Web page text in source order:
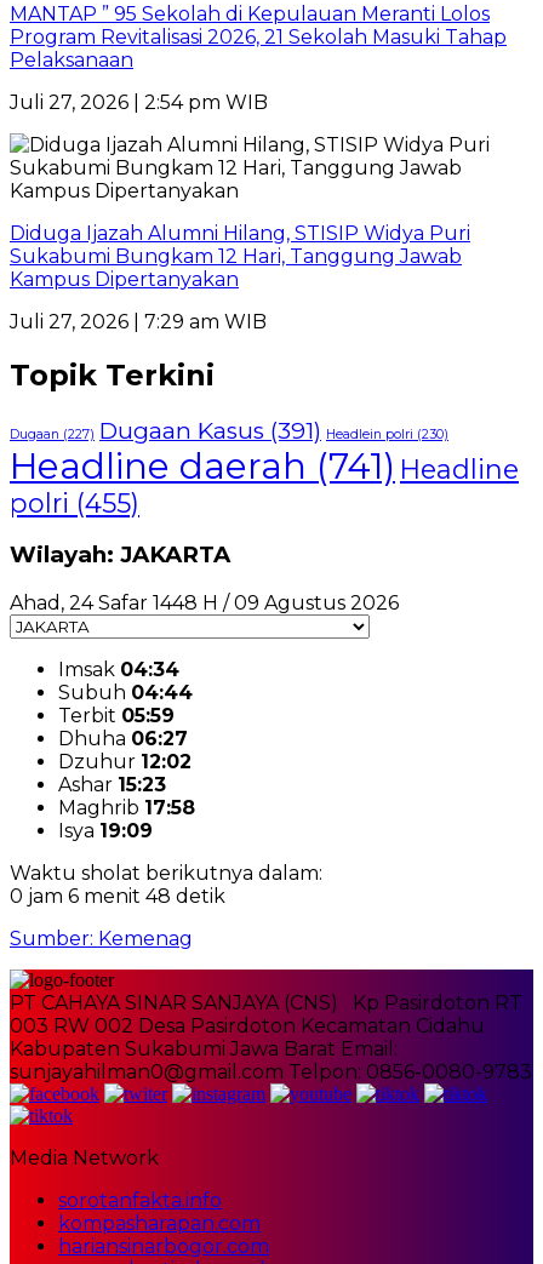
MANTAP ” 95 Sekolah di Kepulauan Meranti Lolos
Program Revitalisasi 2026, 21 Sekolah Masuki Tahap
Pelaksanaan
Juli 27, 2026 | 2:54 pm WIB
Diduga Ijazah Alumni Hilang, STISIP Widya Puri
Sukabumi Bungkam 12 Hari, Tanggung Jawab
Kampus Dipertanyakan
Juli 27, 2026 | 7:29 am WIB
Topik Terkini
Dugaan (227) Dugaan Kasus (391) Headlein polri (230)
Headline daerah (741) Headline
polri (455)
Wilayah: JAKARTA
Ahad, 24 Safar 1448 H / 09 Agustus 2026
Imsak 04:34
Subuh 04:44
Terbit 05:59
Dhuha 06:27
Dzuhur 12:02
Ashar 15:23
Maghrib 17:58
Isya 19:09
Waktu sholat berikutnya dalam:
0 jam 6 menit 48 detik
Sumber: Kemenag
PT CAHAYA SINAR SANJAYA (CNS) Kp Pasirdoton RT
003 RW 002 Desa Pasirdoton Kecamatan Cidahu
Kabupaten Sukabumi Jawa Barat Email:
sunjayahilman0@gmail.com Telpon: 0856-0080-9783
Media Network
sorotanfakta.info
kompasharapan.com
hariansinarbogor.com